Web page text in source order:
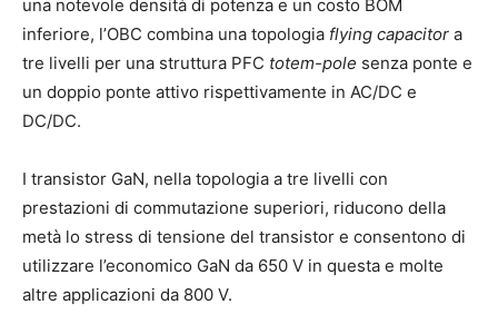
una notevole densità di potenza e un costo BOM
inferiore, l’OBC combina una topologia flying capacitor a
tre livelli per una struttura PFC totem-pole senza ponte e
un doppio ponte attivo rispettivamente in AC/DC e
DC/DC.
I transistor GaN, nella topologia a tre livelli con
prestazioni di commutazione superiori, riducono della
metà lo stress di tensione del transistor e consentono di
utilizzare l’economico GaN da 650 V in questa e molte
altre applicazioni da 800 V.